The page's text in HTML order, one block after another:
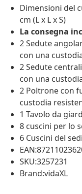
Dimensioni del
cm (L x L x S)
La consegna
2 Sedute
con una
2 Sedute
con una
2 Poltrone con
custodia
1 Tavolo da
8 cuscini per lo
6 Cuscini del
SKU:3257231
Brand:vidaXL